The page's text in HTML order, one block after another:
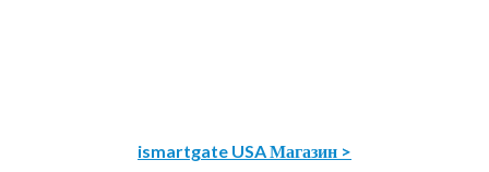
ismartgate USA Магазин >